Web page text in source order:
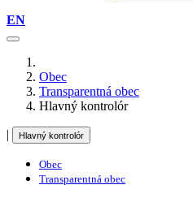
EN
Obec
Transparentná obec
Hlavný kontrolór
| Hlavný kontrolór
Obec
Transparentná obec